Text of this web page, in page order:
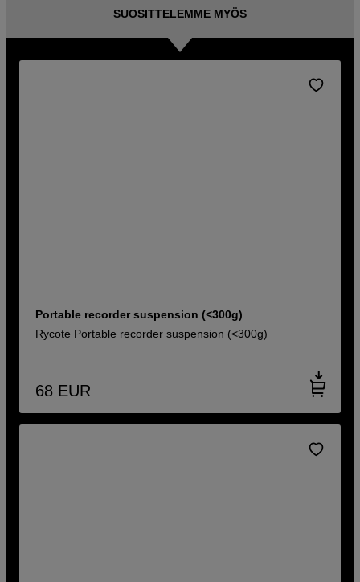
SUOSITTELEMME MYÖS
Portable recorder suspension (<300g)
Rycote Portable recorder suspension (<300g)
68 EUR